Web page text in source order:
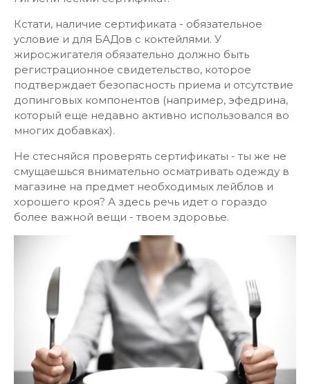
Кстати, наличие сертификата - обязательное
условие и для БАДов с коктейлями. У
жиросжигателя обязательно должно быть
регистрационное свидетельство, которое
подтверждает безопасность приема и отсутствие
допинговых компонентов (например, эфедрина,
который еще недавно активно использовался во
многих добавках).
Не стесняйся проверять сертификаты - ты же не
смущаешься внимательно осматривать одежду в
магазине на предмет необходимых лейблов и
хорошего кроя? А здесь речь идет о гораздо
более важной вещи - твоем здоровье.